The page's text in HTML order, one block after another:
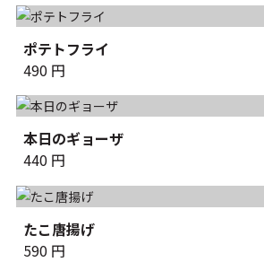
ポテトフライ
490 円
本日のギョーザ
440 円
たこ唐揚げ
590 円